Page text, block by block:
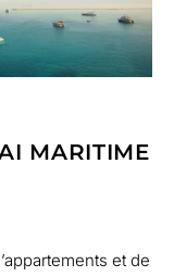
MARITIME
et de